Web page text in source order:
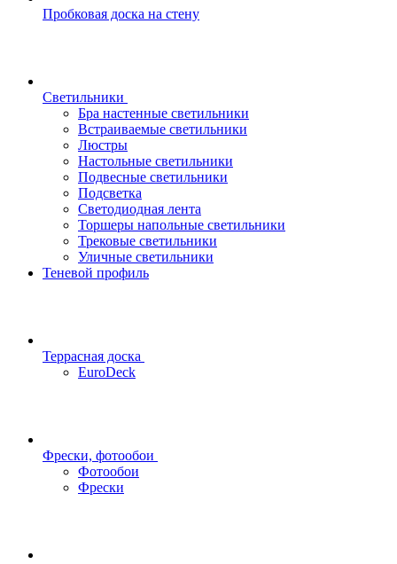
Пробковая доска на стену
Светильники
Бра настенные светильники
Встраиваемые светильники
Люстры
Настольные светильники
Подвесные светильники
Подсветка
Светодиодная лента
Торшеры напольные светильники
Трековые светильники
Уличные светильники
Теневой профиль
Террасная доска
EuroDeck
Фрески, фотообои
Фотообои
Фрески